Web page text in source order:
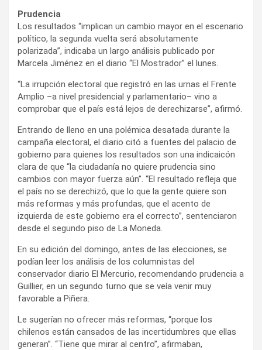
Prudencia
Los resultados “implican un cambio mayor en el escenario
político, la segunda vuelta será absolutamente
polarizada”, indicaba un largo análisis publicado por
Marcela Jiménez en el diario “El Mostrador” el lunes.
“La irrupción electoral que registró en las urnas el Frente
Amplio –a nivel presidencial y parlamentario– vino a
comprobar que el país está lejos de derechizarse”, afirmó.
Entrando de lleno en una polémica desatada durante la
campaña electoral, el diario citó a fuentes del palacio de
gobierno para quienes los resultados son una indicaicón
clara de que “la ciudadanía no quiere prudencia sino
cambios con mayor fuerza aún”. “El resultado refleja que
el país no se derechizó, que lo que la gente quiere son
más reformas y más profundas, que el acento de
izquierda de este gobierno era el correcto”, sentenciaron
desde el segundo piso de La Moneda.
En su edición del domingo, antes de las elecciones, se
podían leer los análisis de los columnistas del
conservador diario El Mercurio, recomendando prudencia a
Guillier, en un segundo turno que se veía venir muy
favorable a Piñera.
Le sugerían no ofrecer más reformas, “porque los
chilenos están cansados de las incertidumbres que ellas
generan”. “Tiene que mirar al centro”, afirmaban,